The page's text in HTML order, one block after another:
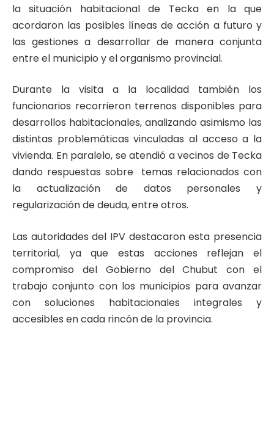
la situación habitacional de Tecka en la que
acordaron las posibles líneas de acción a futuro y
las gestiones a desarrollar de manera conjunta
entre el municipio y el organismo provincial.
Durante la visita a la localidad también los
funcionarios recorrieron terrenos disponibles para
desarrollos habitacionales, analizando asimismo las
distintas problemáticas vinculadas al acceso a la
vivienda. En paralelo, se atendió a vecinos de Tecka
dando respuestas sobre temas relacionados con
la actualización de datos personales y
regularización de deuda, entre otros.
Las autoridades del IPV destacaron esta presencia
territorial, ya que estas acciones reflejan el
compromiso del Gobierno del Chubut con el
trabajo conjunto con los municipios para avanzar
con soluciones habitacionales integrales y
accesibles en cada rincón de la provincia.